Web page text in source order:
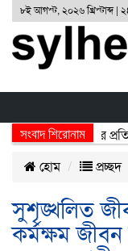
৮ই আগস্ট, ২০২৬ খ্রিস্টাব্দ |
সংবাদ শিরোনাম
নিহতদের প্রতি
হোম
প্রচ্ছদ
সুশৃঙ্খলিত
কর্মক্ষম